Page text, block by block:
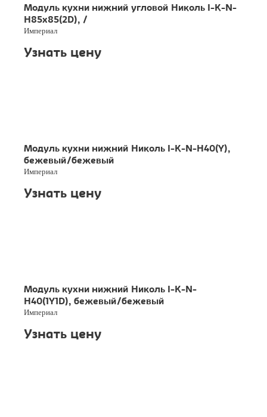
Модуль кухни нижний угловой Николь I-K-N-
H85x85(2D), /
Империал
Узнать цену
Модуль кухни нижний Николь I-K-N-H40(Y),
бежевый/бежевый
Империал
Узнать цену
Модуль кухни нижний Николь I-K-N-
H40(1Y1D), бежевый/бежевый
Империал
Узнать цену